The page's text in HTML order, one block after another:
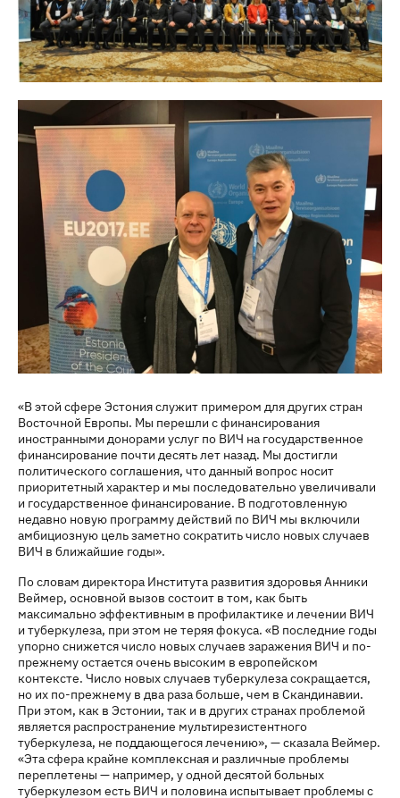
«В этой сфере Эстония служит примером для других стран
Восточной Европы. Мы перешли с финансирования
иностранными донорами услуг по ВИЧ на государственное
финансирование почти десять лет назад. Мы достигли
политического соглашения, что данный вопрос носит
приоритетный характер и мы последовательно увеличивали
и государственное финансирование. В подготовленную
недавно новую программу действий по ВИЧ мы включили
амбициозную цель заметно сократить число новых случаев
ВИЧ в ближайшие годы».
По словам директора Института развития здоровья Анники
Веймер, основной вызов состоит в том, как быть
максимально эффективным в профилактике и лечении ВИЧ
и туберкулеза, при этом не теряя фокуса. «В последние годы
упорно снижется число новых случаев заражения ВИЧ и по-
прежнему остается очень высоким в европейском
контексте. Число новых случаев туберкулеза сокращается,
но их по-прежнему в два раза больше, чем в Скандинавии.
При этом, как в Эстонии, так и в других странах проблемой
является распространение мультирезистентного
туберкулеза, не поддающегося лечению», — сказала Веймер.
«Эта сфера крайне комплексная и различные проблемы
переплетены — например, у одной десятой больных
туберкулезом есть ВИЧ и половина испытывает проблемы с